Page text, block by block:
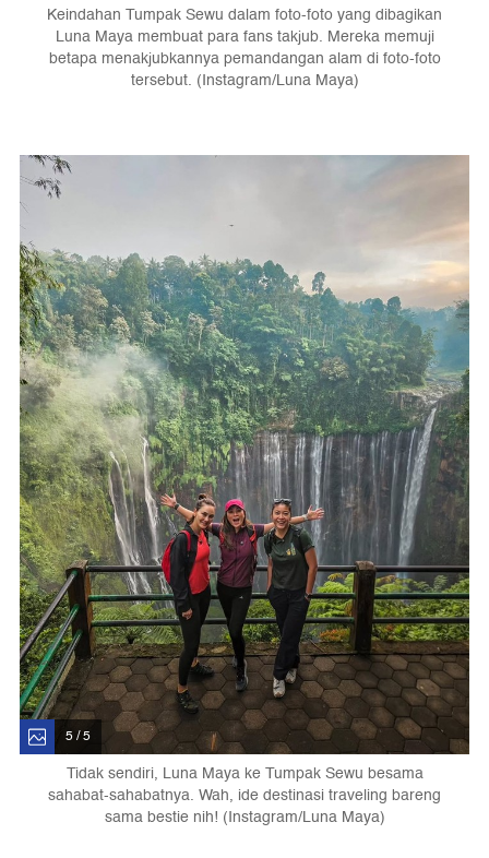
Keindahan Tumpak Sewu dalam foto-foto yang dibagikan
Luna Maya membuat para fans takjub. Mereka memuji
betapa menakjubkannya pemandangan alam di foto-foto
tersebut. (Instagram/Luna Maya)
5 / 5
Tidak sendiri, Luna Maya ke Tumpak Sewu besama
sahabat-sahabatnya. Wah, ide destinasi traveling bareng
sama bestie nih! (Instagram/Luna Maya)